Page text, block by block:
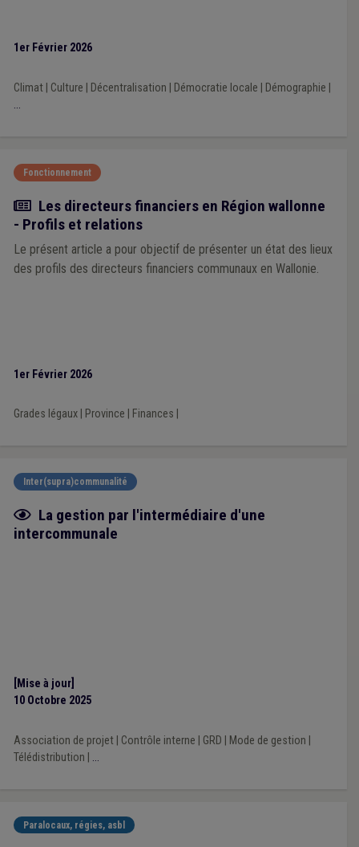
1er Février 2026
Climat| Culture Décentralisation Démocratie locale Démographie
...
Fonctionnement
Article
Les directeurs financiers en Région wallonne
- Profils et relations
Le présent article a pour objectif de présenter un état des lieux
des profils des directeurs financiers communaux en Wallonie.
1er Février 2026
Grades légaux| Province Finances
Inter(supra)communalité
Fiche focus
La gestion par l'intermédiaire d'une
intercommunale
[Mise à jour]
10 Octobre 2025
Association de projet| Contrôle interne GRD Mode de gestion
Télédistribution
...
Paralocaux, régies, asbl